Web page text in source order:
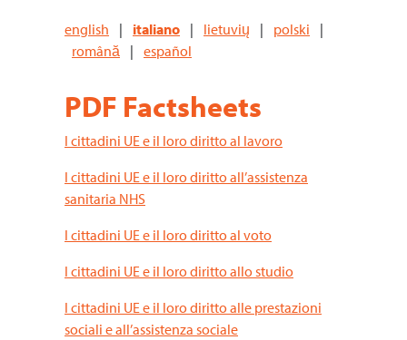
english | italiano | lietuvių | polski
|
română | español
PDF Factsheets
I cittadini UE e il loro diritto al lavoro
I cittadini UE e il loro diritto all’assistenza
sanitaria NHS
I cittadini UE e il loro diritto al voto
I cittadini UE e il loro diritto allo studio
I cittadini UE e il loro diritto alle prestazioni
sociali e all’assistenza sociale